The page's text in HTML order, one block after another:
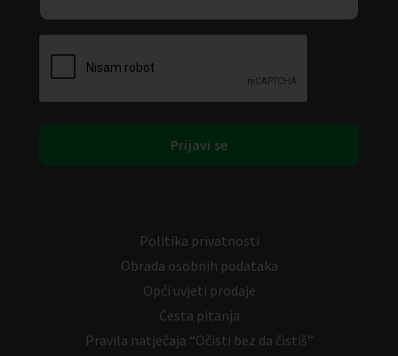
Politika privatnosti
Obrada osobnih podataka
Opći uvjeti prodaje
Česta pitanja
Pravila natječaja “Očisti bez da čistiš”